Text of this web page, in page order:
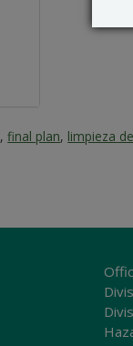
,final plan, limpieza